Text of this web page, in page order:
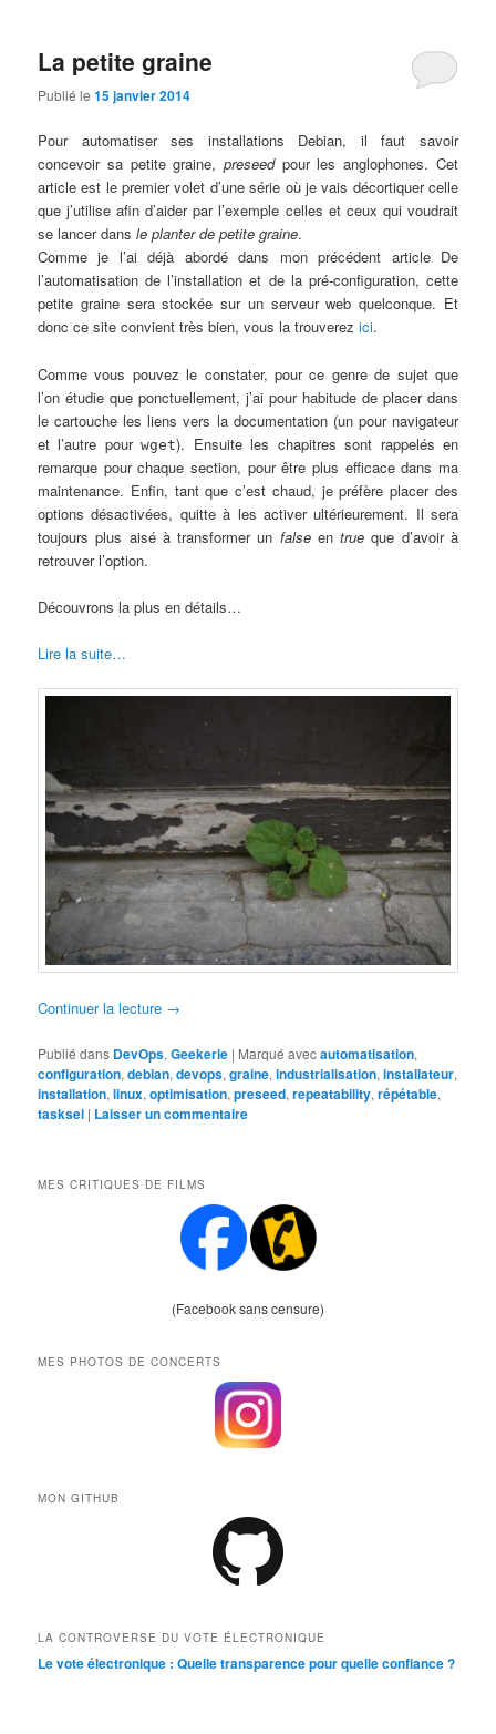
La petite graine
Publié le15 janvier 2014
Pour automatiser ses installations Debian, il faut savoir
concevoir sa petite graine, preseedpour les anglophones. Cet
article est le premier volet d’une série où je vais décortiquer celle
que j’utilise afin d’aider par l’exemple celles et ceux qui voudrait
se lancer dansle planter de petite graine.
Comme je l’ai déjà abordé dans mon précédent article De
l’automatisation de l’installation et de la pré-configuration, cette
petite graine sera stockée sur un serveur web quelconque. Et
donc ce site convient très bien, vous la trouverezici.
Comme vous pouvez le constater, pour ce genre de sujet que
l’on étudie que ponctuellement, j’ai pour habitude de placer dans
le cartouche les liens vers la documentation (un pour navigateur
et l’autre pourwget). Ensuite les chapitres sont rappelés en
remarque pour chaque section, pour être plus efficace dans ma
maintenance. Enfin, tant que c’est chaud, je préfère placer des
options désactivées, quitte à les activer ultérieurement. Il sera
toujours plus aisé à transformer un falseentrue que d’avoir à
retrouver l’option.
Découvrons la plus en détails…
Lire la suite…
Continuer la lecture →
Publié dans DevOps,Geekerie | Marqué avecautomatisation,
configuration,debian,devops,graine,industrialisation,installateur,
installation,linux,optimisation,preseed,repeatability,répétable,
tasksel | Laisser un commentaire
MES CRITIQUES DE FILMS
(Facebook sans censure)
MES PHOTOS DE CONCERTS
MON GITHUB
LA CONTROVERSE DU VOTE ÉLECTRONIQUE
Le vote électronique : Quelle transparence pour quelle confiance ?